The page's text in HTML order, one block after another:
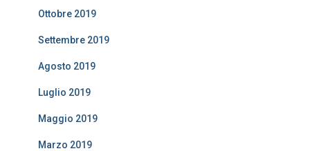
Ottobre 2019
Settembre 2019
Agosto 2019
Luglio 2019
Maggio 2019
Marzo 2019